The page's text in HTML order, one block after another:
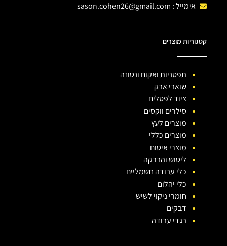
אימייל : sason.cohen26@gmail.com
קטגוריות מוצרים
תפסניות ואקום ונטוזה
שואבי אבק
ציוד לפסלים
סילרים ווקסים
מוצרים לעץ
מוצרים כללי
מוצרי איטום
ליטוש והברקה
כלי עבודה חשמליים
כלי יהלום
חומרי ניקוי לשיש
דבקים
בגדי עבודה